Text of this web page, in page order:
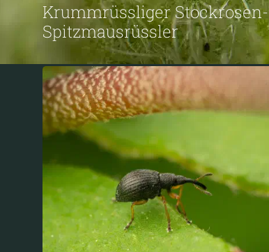
Krummrüssliger Stockrosen-
Spitzmausrüssler